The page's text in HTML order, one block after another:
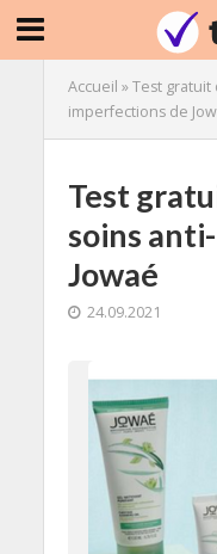
Accueil »Test gratuit
imperfections de
Test
soins
Jowaé
24.09.2021